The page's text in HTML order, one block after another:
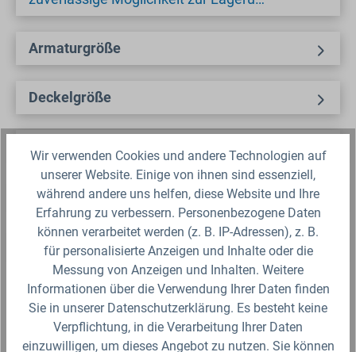
Armaturgröße
Deckelgröße
Fragen zum Artikel?
Produktbewertungen
Produktgalerie überspringen
Ähnliche Artikel
Wir verwenden Cookies und andere Technologien auf
unserer Website. Einige von ihnen sind essenziell,
während andere uns helfen, diese Website und Ihre
Erfahrung zu verbessern. Personenbezogene Daten
können verarbeitet werden (z. B. IP-Adressen), z. B.
für personalisierte Anzeigen und Inhalte oder die
Messung von Anzeigen und Inhalten. Weitere
Informationen über die Verwendung Ihrer Daten finden
Sie in unserer Datenschutzerklärung. Es besteht keine
Verpflichtung, in die Verarbeitung Ihrer Daten
einzuwilligen, um dieses Angebot zu nutzen. Sie können